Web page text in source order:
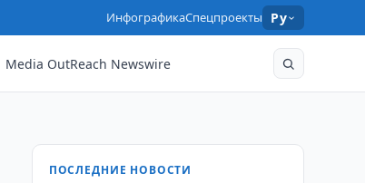
ИнфографикаСпецпроекты Ру
Media OutReach Newswire
ПОСЛЕДНИЕ НОВОСТИ